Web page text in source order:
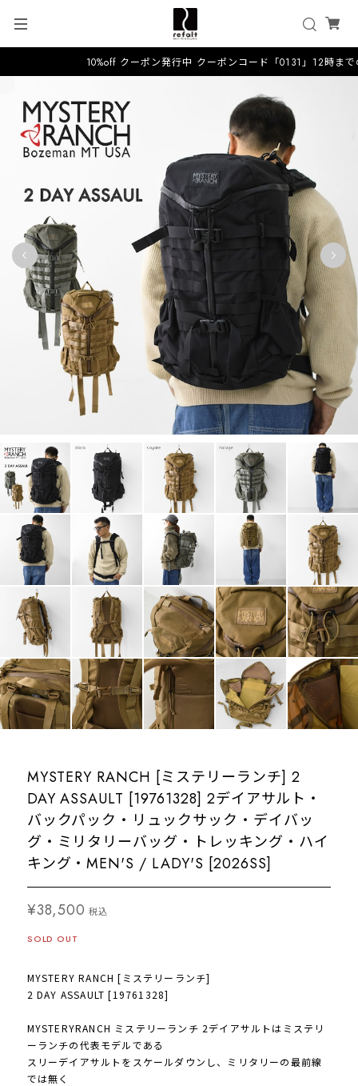
10%off クーポン発行中 クーポンコード「0131」12時ま
MYSTERY RANCH [ミステリーランチ] 2
DAY ASSAULT [19761328] 2デイアサルト・
バックパック・リュックサック・デイバッ
グ・ミリタリーバッグ・トレッキング・ハイ
キング・MEN'S / LADY'S [2026SS]
¥38,500 税込
SOLD OUT
MYSTERY RANCH [ミステリーランチ]
2 DAY ASSAULT [19761328]
MYSTERYRANCH ミステリーランチ 2デイアサルトはミステリ
ーランチの代表モデルである
スリーデイアサルトをスケールダウンし、ミリタリーの最前線
では無く